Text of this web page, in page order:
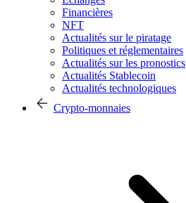
Financières
NFT
Actualités sur le piratage
Politiques et réglementaires
Actualités sur les pronostics
Actualités Stablecoin
Actualités technologiques
Crypto-monnaies